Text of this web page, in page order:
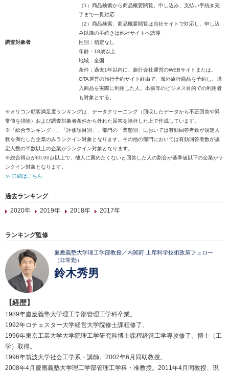
（1）商品検索から商品概要閲覧、申し込み、支払い手続き完
了まで一貫対応
（2）商品検索、商品概要閲覧は自社サイトで対応し、申し込
み以降の手続きは他社サイトへ誘導
調査対象者
性別：指定なし
年齢：18歳以上
地域：全国
条件：過去1年以内に、旅行会社運営のWEBサイトまたは、
OTA運営の旅行予約サイト経由で、海外旅行商品を予約し、購
入商品を実際に利用した人。出張等のビジネス目的での利用者
も対象とする。
※オリコン顧客満足度ランキングは、データクリーニング（回収したデータから不正回答や異
常値を排除）および調査対象者条件から外れた回答を除外した上で作成しています。
※「総合ランキング」、「評価項目別」、部門の「業態別」においては有効回答者数が規定人
数を満たした企業のみランクイン対象となります。その他の部門においては有効回答者数が規
定人数の半数以上の企業がランクイン対象となります。
※総合得点が60.00点以上で、他人に薦めたくないと回答した人の割合が基準値以下の企業がラ
ンクイン対象となります。
≫ 詳細はこちら
過去ランキング
2020年
2019年 2018年 2017年
ランキング監修
慶應義塾大学理工学部教授／内閣府 上席科学技術政策フェロー
（非常勤）
鈴木秀男
【経歴】
1989年慶應義塾大学理工学部管理工学科卒業。
1992年ロチェスター大学経営大学院修士課程修了。
1996年東京工業大学大学院理工学研究科博士課程経営工学専攻修了。博士（工
学）取得。
1996年筑波大学社会工学系・講師。2002年6月同助教授。
2008年4月慶應義塾大学理工学部管理工学科・准教授。2011年4月同教授、現